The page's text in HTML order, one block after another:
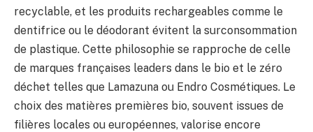
recyclable, et les produits rechargeables comme le
dentifrice ou le déodorant évitent la surconsommation
de plastique. Cette philosophie se rapproche de celle
de marques françaises leaders dans le bio et le zéro
déchet telles que Lamazuna ou Endro Cosmétiques. Le
choix des matières premières bio, souvent issues de
filières locales ou européennes, valorise encore